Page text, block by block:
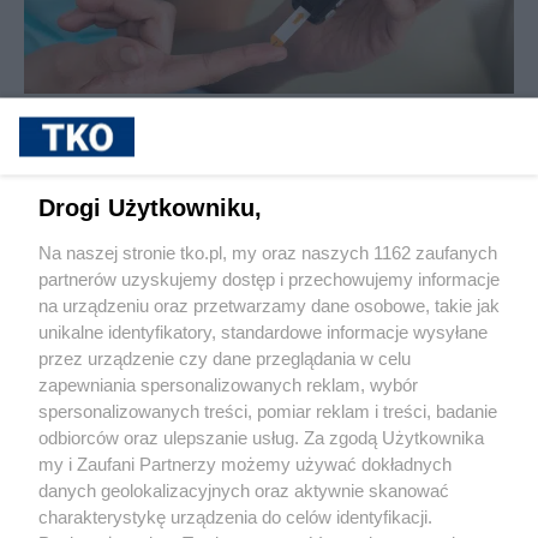
sponsorowane
Cukrzyca – cicha epidemia, która
możliwości leczenia i rosnąca rola
Pokaż więcej
Reklama Tematy Archiwum artykułów
Drogi Użytkowniku,
Na naszej stronie tko.pl, my oraz naszych 1162 zaufanych
partnerów uzyskujemy dostęp i przechowujemy informacje
na urządzeniu oraz przetwarzamy dane osobowe, takie jak
unikalne identyfikatory, standardowe informacje wysyłane
przez urządzenie czy dane przeglądania w celu
zapewniania spersonalizowanych reklam, wybór
spersonalizowanych treści, pomiar reklam i treści, badanie
odbiorców oraz ulepszanie usług. Za zgodą Użytkownika
my i Zaufani Partnerzy możemy używać dokładnych
danych geolokalizacyjnych oraz aktywnie skanować
charakterystykę urządzenia do celów identyfikacji.